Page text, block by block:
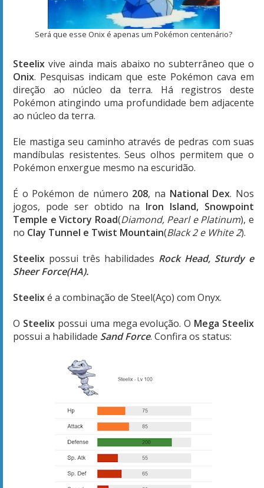
Será que esse Onix é apenas um Pokémon centenário?
Steelix vive ainda mais abaixo no subterrâneo que o
Onix. Pesquisas indicam que este Pokémon cava em
direção ao núcleo da terra. Há registros deste
Pokémon atingindo uma profundidade bem adjacente
ao núcleo da terra.
Ele mastiga seu caminho através de pedras com suas
mandíbulas resistentes. Seus olhos permitem que o
Pokémon enxergue mesmo na escuridão.
É o Pokémon de número 208, na National Dex. Nos
jogos, pode ser obtido na Iron Island, Snowpoint
Temple e Victory Road(Diamond, Pearl e Platinum), e
no Clay Tunnel e Twist Mountain(Black 2 e White 2).
Steelix possui três habilidades Rock Head, Sturdy e
Sheer Force(HA).
Steelixé a combinação de Steel(Aço) com Onyx.
O Steelixpossui uma mega evolução. O Mega Steelix
possui a habilidade Sand Force. Confira os status: